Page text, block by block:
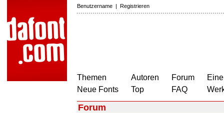
Benutzername | Registrieren
Themen
Neue Fonts
Autoren
Top
Forum
FAQ
Forum